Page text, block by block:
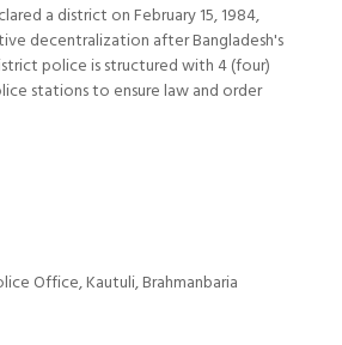
a district on February 15, 1984,
decentralization after Bangladesh's
police is structured with 4 (four)
stations to ensure law and order
Office, Kautuli, Brahmanbaria